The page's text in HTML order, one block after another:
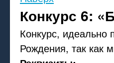
Конкурс 6:
Конкурс,
Рождения, так как